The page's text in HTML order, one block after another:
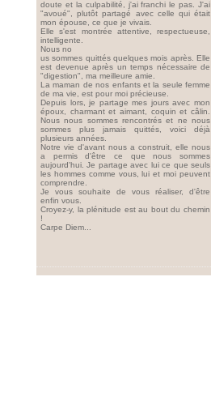
doute et la culpabilité, j'ai franchi le pas. J'ai
"avoué", plutôt partagé avec celle qui était
mon épouse, ce que je vivais.
Elle s'est montrée attentive, respectueuse,
intelligente.
Nous no
us sommes quittés quelques mois après. Elle
est devenue après un temps nécessaire de
"digestion", ma meilleure amie.
La maman de nos enfants et la seule femme
de ma vie, est pour moi précieuse.
Depuis lors, je partage mes jours avec mon
époux, charmant et aimant, coquin et câlin.
Nous nous sommes rencontrés et ne nous
sommes plus jamais quittés, voici déjà
plusieurs années.
Notre vie d'avant nous a construit, elle nous
a permis d'être ce que nous sommes
aujourd'hui. Je partage avec lui ce que seuls
les hommes comme vous, lui et moi peuvent
comprendre.
Je vous souhaite de vous réaliser, d'être
enfin vous.
Croyez-y, la plénitude est au bout du chemin
!
Carpe Diem...